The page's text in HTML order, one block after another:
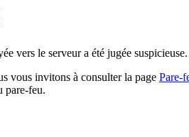
vers le serveur a été jugée suspicieuse.
vous invitons à consulter la page Pare-
pare-feu.